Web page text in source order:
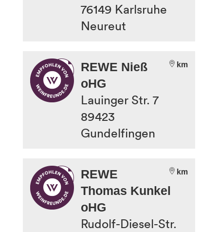
76149 Karlsruhe
Neureut
km
REWE Nieß
oHG
Lauinger Str. 7
89423
Gundelfingen
km
REWE
Thomas Kunkel
oHG
Rudolf-Diesel-Str.